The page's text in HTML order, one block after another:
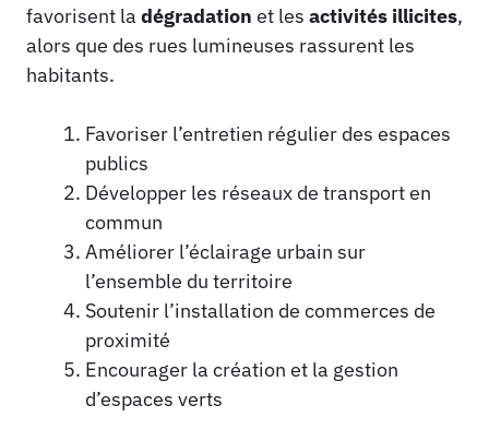
favorisent la dégradation et les activités illicites,
alors que des rues lumineuses rassurent les
habitants.
Favoriser l’entretien régulier des espaces
publics
Développer les réseaux de transport en
commun
Améliorer l’éclairage urbain sur
l’ensemble du territoire
Soutenir l’installation de commerces de
proximité
Encourager la création et la gestion
d’espaces verts